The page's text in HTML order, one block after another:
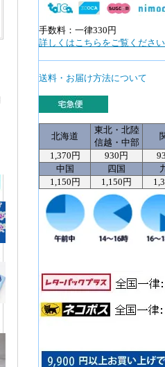
手数料：一律330円
詳しくはこちらをご覧くださ
送料・お届け方法について
北海道
東北・北陸
信越・中部
1,370円
930円
中国
四国
1,150円
1,150円